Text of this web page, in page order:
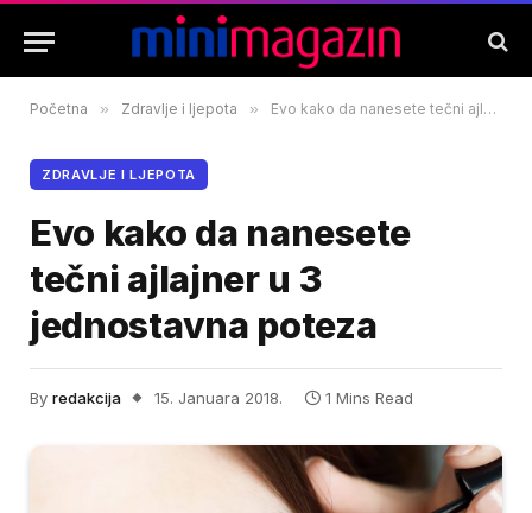
Početna » Zdravlje i ljepota » Evo kako da nanesete tečni ajlajner u 3 jednostavna poteza
ZDRAVLJE I LJEPOTA
Evo kako da nanesete
tečni ajlajner u 3
jednostavna poteza
By redakcija 15. Januara 2018. 1 Mins Read